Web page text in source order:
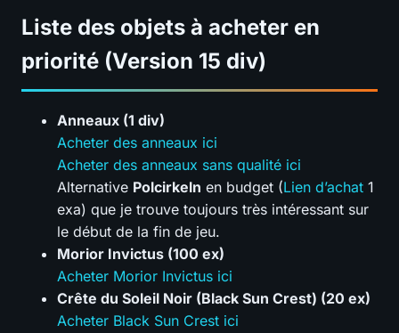
Liste des objets à acheter en
priorité (Version 15 div)
Anneaux (1 div)
Acheter des anneaux ici
Acheter des anneaux sans qualité ici
Alternative Polcirkeln en budget (Lien d’achat 1
exa) que je trouve toujours très intéressant sur
le début de la fin de jeu.
Morior Invictus (100 ex)
Acheter Morior Invictus ici
Crête du Soleil Noir (Black Sun Crest) (20 ex)
Acheter Black Sun Crest ici